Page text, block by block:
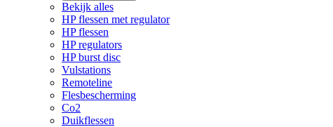
Bekijk alles
HP flessen met regulator
HP flessen
HP regulators
HP burst disc
Vulstations
Remoteline
Flesbescherming
Co2
Duikflessen